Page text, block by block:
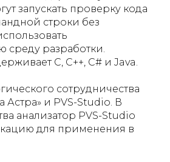
запускать проверку кода
строки без
среду разработки.
C, C++, C# и Java.
сотрудничества
Астра» и PVS-Studio. В
анализатор PVS-Studio
для применения в